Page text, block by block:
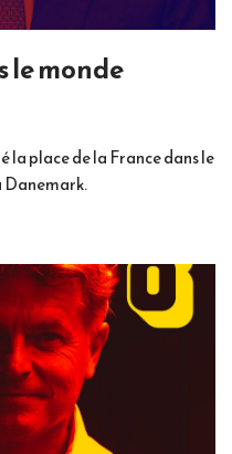
le monde
la place de la France dans le
Danemark.